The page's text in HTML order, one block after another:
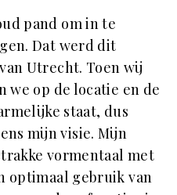
pand om in te
Dat werd dit
Utrecht. Toen wij
op de locatie en de
staat, dus
mijn visie. Mijn
vormentaal met
optimaal gebruik van